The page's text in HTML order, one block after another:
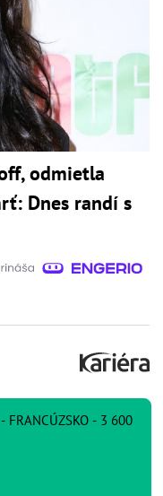
odmietla
Dnes randí s
FRANCÚZSKO - 3 600